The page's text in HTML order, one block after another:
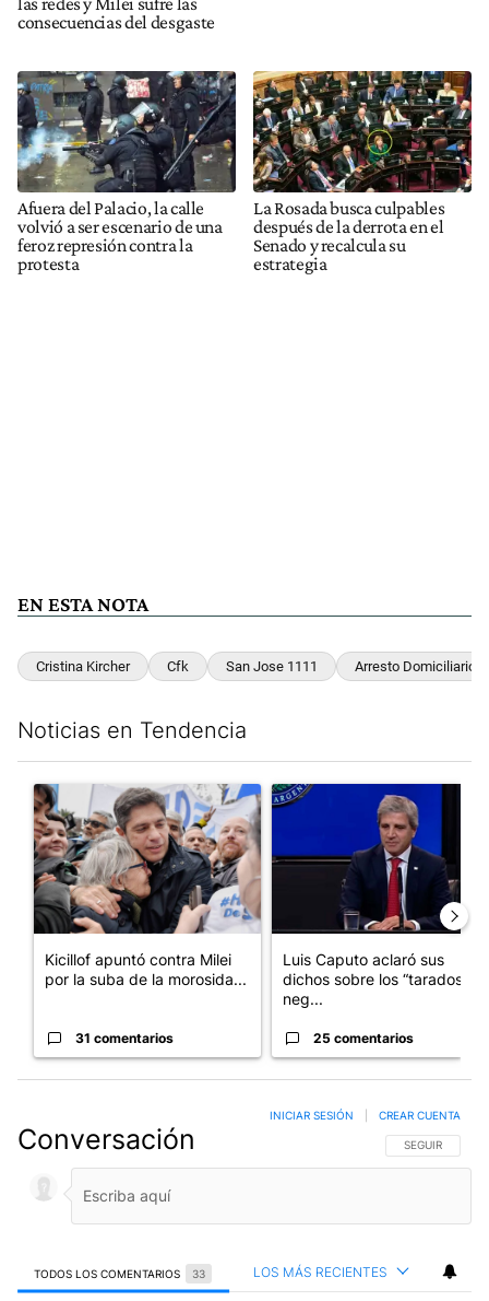
consecuencias del desgaste
Afuera del Palacio, la calle
volvió a ser escenario de una
feroz represión contra la
protesta
La Rosada busca culpables
después de la derrota en el
Senado y recalcula su
estrategia
EN ESTA NOTA
Cristina Kircher Cfk San Jose 1111 Arresto Domiciliario
Noticias en Tendencia
Un artículo de tendencia con el título "Kicillof apuntó contra
Kicillof apuntó contra Milei
por la suba de la morosida...
31 comentarios
Un artículo de tendencia con
Luis Caputo aclaró sus
dichos sobre los “tarados” y
neg...
25 comentarios
Conversación SIGA ESTA
SEGUIR
INICIAR SESIÓN CREAR CUENTA
TODOS LOS COMENTARIOS 33 LOS MÁS RECIENTES